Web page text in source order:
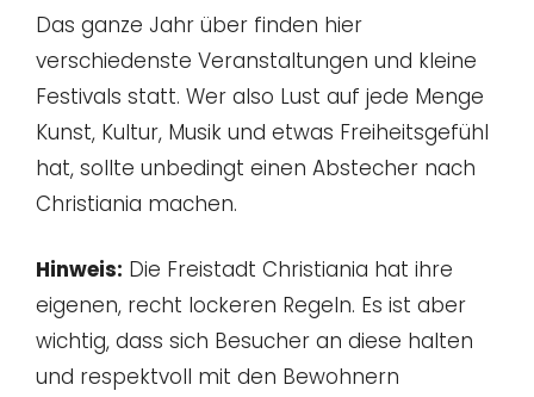
Das ganze Jahr über finden hier
verschiedenste Veranstaltungen und kleine
Festivals statt. Wer also Lust auf jede Menge
Kunst, Kultur, Musik und etwas Freiheitsgefühl
hat, sollte unbedingt einen Abstecher nach
Christiania machen.
Hinweis: Die Freistadt Christiania hat ihre
eigenen, recht lockeren Regeln. Es ist aber
wichtig, dass sich Besucher an diese halten
und respektvoll mit den Bewohnern